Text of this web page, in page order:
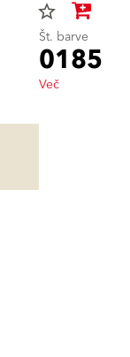
star_border
Št. barve
0185
Več